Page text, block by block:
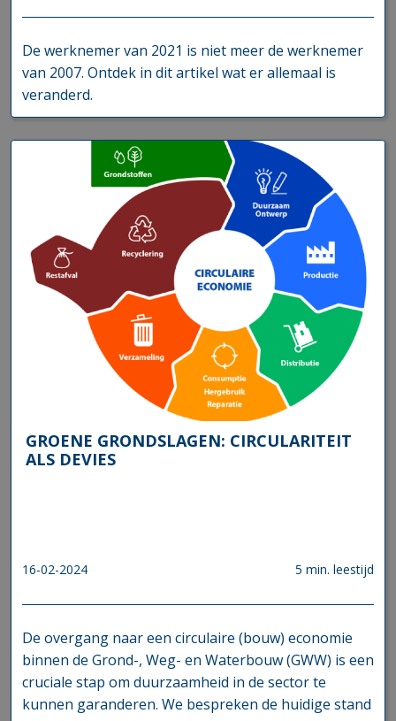
De werknemer van 2021 is niet meer de werknemer
van 2007. Ontdek in dit artikel wat er allemaal is
veranderd.
GROENE GRONDSLAGEN: CIRCULARITEIT
ALS DEVIES
16-02-2024 5 min. leestijd
De overgang naar een circulaire (bouw) economie
binnen de Grond-, Weg- en Waterbouw (GWW) is een
cruciale stap om duurzaamheid in de sector te
kunnen garanderen. We bespreken de huidige stand